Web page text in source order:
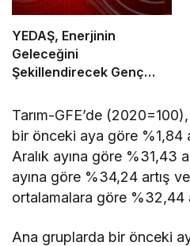
YEDAŞ, Enerjinin
Geleceğini
Şekillendirecek Genç
Tarım-GFE’de (2020=100),
bir önceki aya göre %1,84
Aralık ayına göre %31,43
ayına göre %34,24 artış
ortalamalara göre %32,44
Ana gruplarda bir önceki